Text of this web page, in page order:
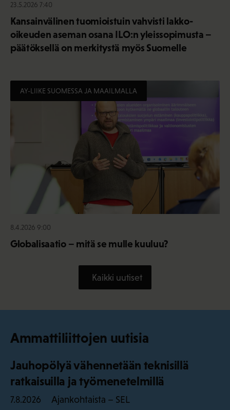
23.5.2026 7:40
Kansainvälinen tuomioistuin vahvisti lakko-
oikeuden aseman osana ILO:n yleissopimusta –
päätöksellä on merkitystä myös Suomelle
AY-LIIKE SUOMESSA JA MAAILMALLA
8.4.2026 9:00
Globalisaatio – mitä se mulle kuuluu?
Kaikki uutiset
Ammattiliittojen uutisia
Jauhopölyä vähennetään teknisillä
ratkaisuilla ja työmenetelmillä
7.8.2026 Ajankohtaista – SEL